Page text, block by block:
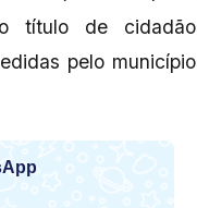
título de cidadão
pelo município